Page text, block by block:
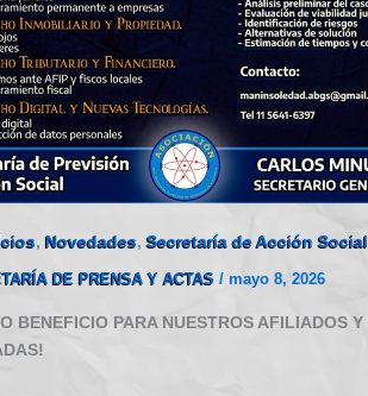
, Novedades,Secretaría de Acción Social
DE PRENSA Y ACTAS / mayo 8, 2026
BENEFICIO PARA NUESTROS AFILIADOS Y